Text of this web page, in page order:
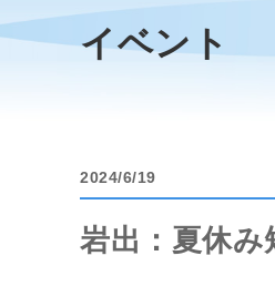
イベント
2024 6/19
岩出：夏休